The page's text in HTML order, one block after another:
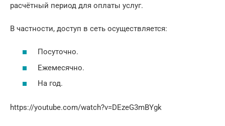
расчётный период для оплаты услуг.
В частности, доступ в сеть осуществляется:
Посуточно.
Ежемесячно.
На год.
https://youtube.com/watch?v=DEzeG3mBYgk